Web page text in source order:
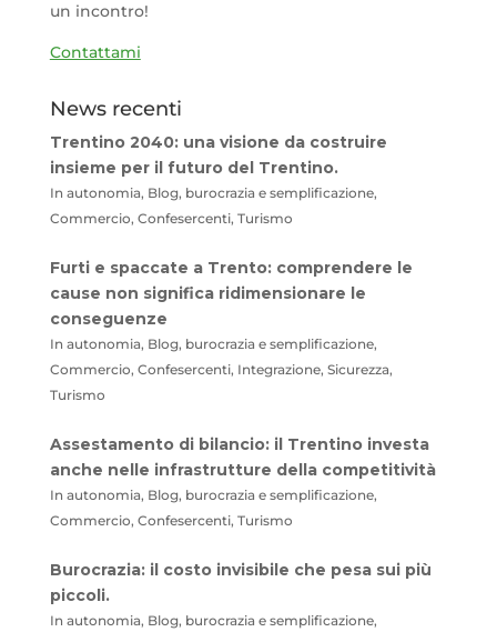
un incontro!
Contattami
News recenti
Trentino 2040: una visione da costruire
insieme per il futuro del Trentino.
In autonomia, Blog, burocrazia e semplificazione,
Commercio, Confesercenti, Turismo
Furti e spaccate a Trento: comprendere le
cause non significa ridimensionare le
conseguenze
In autonomia, Blog, burocrazia e semplificazione,
Commercio, Confesercenti, Integrazione, Sicurezza,
Turismo
Assestamento di bilancio: il Trentino investa
anche nelle infrastrutture della competitività
In autonomia, Blog, burocrazia e semplificazione,
Commercio, Confesercenti, Turismo
Burocrazia: il costo invisibile che pesa sui più
piccoli.
In autonomia, Blog, burocrazia e semplificazione,